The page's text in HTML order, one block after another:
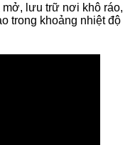
lưu trữ nơi khô ráo,
trong khoảng nhiệt độ